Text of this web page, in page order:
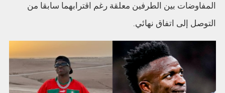
المفاوضات بين الطرفين معلقة رغم اقترابهما سابقا من
التوصل إلى اتفاق نهائي.